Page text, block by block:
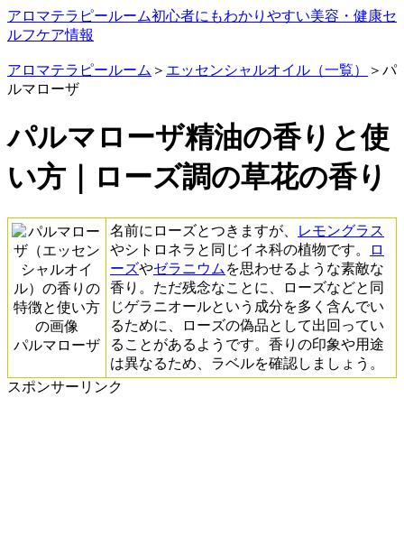
アロマテラピールーム初心者にもわかりやすい美容・健康セ
ルフケア情報
アロマテラピールーム ＞ エッセンシャルオイル（一覧）
＞パ
ルマローザ
パルマローザ精油の香りと使
い方｜ローズ調の草花の香り
パルマローザ
名前にローズとつきますが、
レモングラス
やシトロネラと同じイネ科の植物です。
ロ
ーズやゼラニウム を思わせるような素敵な
香り。ただ残念なことに、ローズなどと同
じゲラニオールという成分を多く含んでい
るために、ローズの偽品として出回ってい
ることがあるようです。香りの印象や用途
は異なるため、ラベルを確認しましょう。
スポンサーリンク